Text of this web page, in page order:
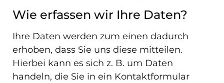
Wie erfassen wir Ihre Daten?
Ihre Daten werden zum einen dadurch
erhoben, dass Sie uns diese mitteilen.
Hierbei kann es sich z. B. um Daten
handeln, die Sie in ein Kontaktformular